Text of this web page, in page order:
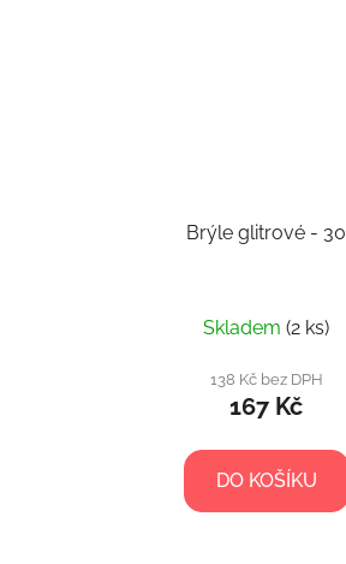
Brýle glitrové - 30
Skladem (2 ks)
138 Kč bez DPH
167 Kč
DO KOŠÍKU